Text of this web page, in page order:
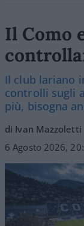
Il Como
Il club lariano
controlli sugli
più, bisogna
di Ivan Mazzoletti
6 Agosto 2026,